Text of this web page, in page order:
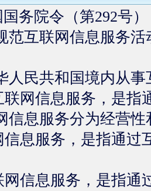
务院令（第292号）
互联网信息服务活
民共和国境内从事
网信息服务，是指
息服务分为经营性
息服务，是指通过
信息服务，是指通